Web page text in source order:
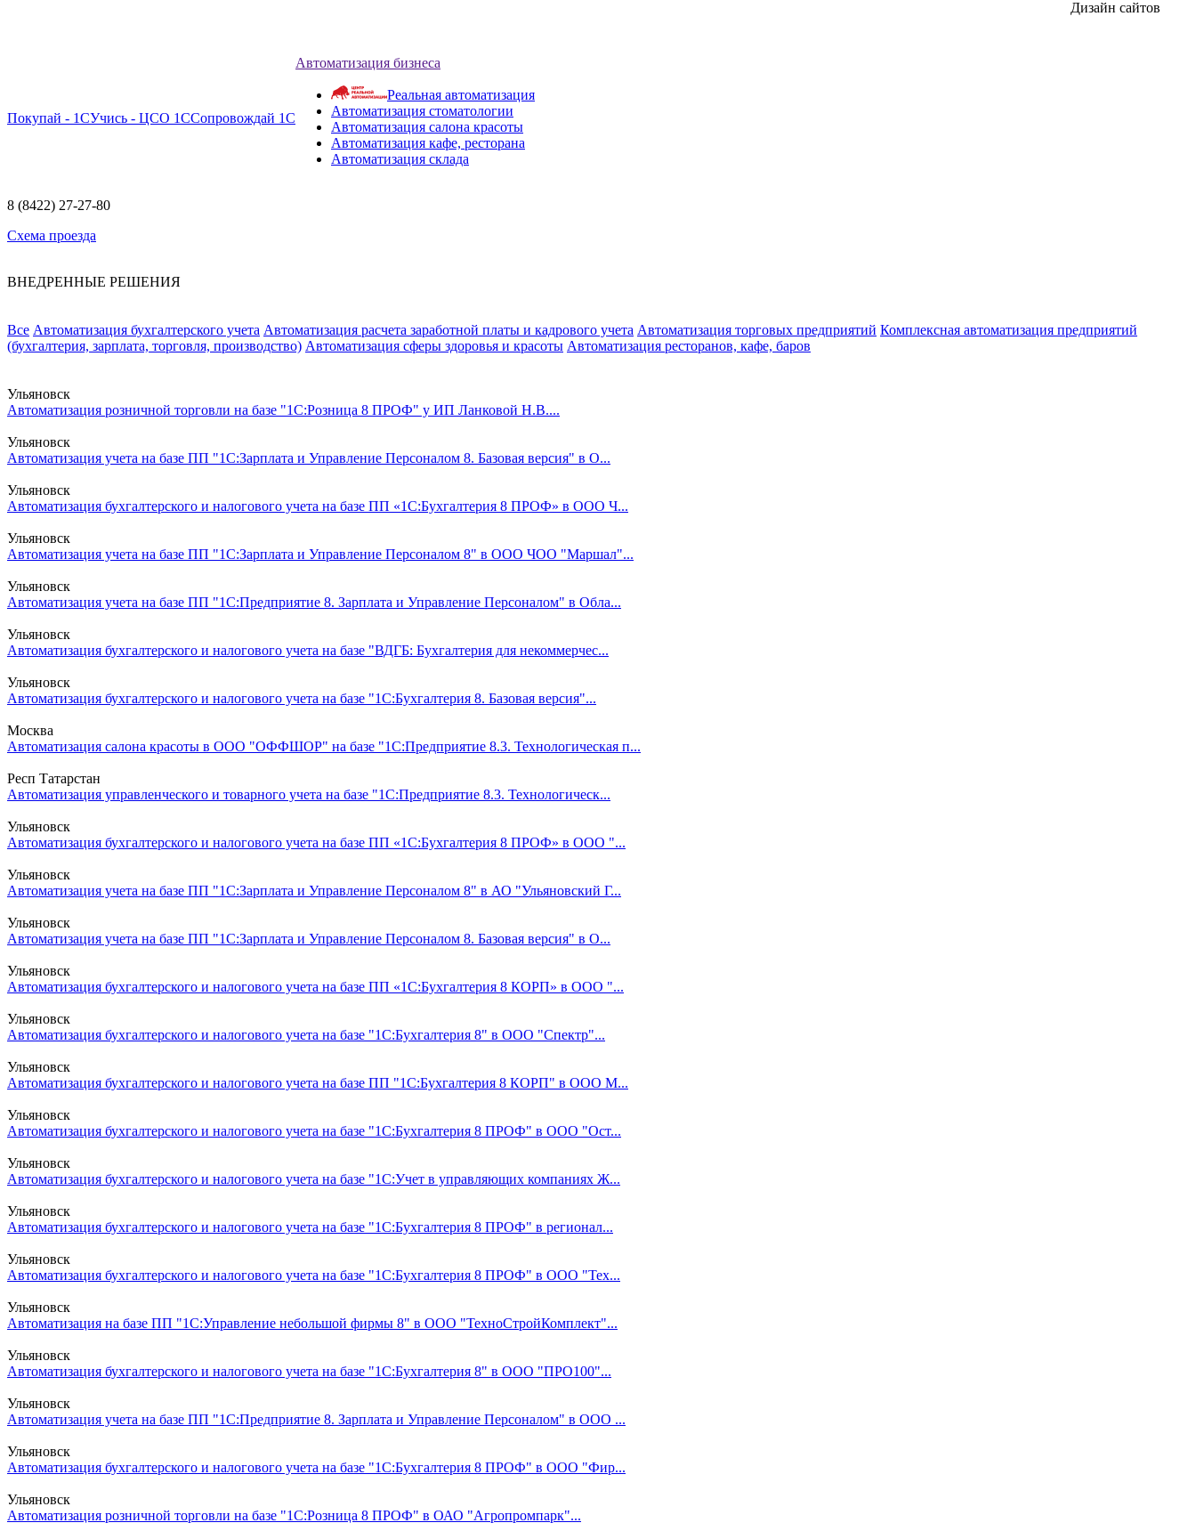
Покупай - 1СУчись - ЦСО 1ССопровождай 1С
Автоматизация бизнеса
Реальная автоматизация
Автоматизация стоматологии
Автоматизация салона красоты
Автоматизация кафе, ресторана
Автоматизация склада
8 (8422) 27-27-80
Схема проезда
ВНЕДРЕННЫЕ РЕШЕНИЯ
Все Автоматизация бухгалтерского учета Автоматизация расчета заработной платы и кадрового учета Автоматизация торговых предприятий Комплексная автоматизация предприятий
(бухгалтерия, зарплата, торговля, производство) Автоматизация сферы здоровья и красоты Автоматизация ресторанов, кафе, баров
Ульяновск
Автоматизация розничной торговли на базе "1С:Розница 8 ПРОФ" у ИП Ланковой Н.В....
Ульяновск
Автоматизация учета на базе ПП "1С:Зарплата и Управление Персоналом 8. Базовая версия" в О...
Ульяновск
Автоматизация бухгалтерского и налогового учета на базе ПП «1С:Бухгалтерия 8 ПРОФ» в ООО Ч...
Ульяновск
Автоматизация учета на базе ПП "1С:Зарплата и Управление Персоналом 8" в ООО ЧОО "Маршал"...
Ульяновск
Автоматизация учета на базе ПП "1С:Предприятие 8. Зарплата и Управление Персоналом" в Обла...
Ульяновск
Автоматизация бухгалтерского и налогового учета на базе "ВДГБ: Бухгалтерия для некоммерчес...
Ульяновск
Автоматизация бухгалтерского и налогового учета на базе "1С:Бухгалтерия 8. Базовая версия"...
Москва
Автоматизация салона красоты в ООО "ОФФШОР" на базе "1С:Предприятие 8.3. Технологическая п...
Респ Татарстан
Автоматизация управленческого и товарного учета на базе "1С:Предприятие 8.3. Технологическ...
Ульяновск
Автоматизация бухгалтерского и налогового учета на базе ПП «1С:Бухгалтерия 8 ПРОФ» в ООО "...
Ульяновск
Автоматизация учета на базе ПП "1С:Зарплата и Управление Персоналом 8" в АО "Ульяновский Г...
Ульяновск
Автоматизация учета на базе ПП "1С:Зарплата и Управление Персоналом 8. Базовая версия" в О...
Ульяновск
Автоматизация бухгалтерского и налогового учета на базе ПП «1С:Бухгалтерия 8 КОРП» в ООО "...
Ульяновск
Автоматизация бухгалтерского и налогового учета на базе "1С:Бухгалтерия 8" в ООО "Спектр"...
Ульяновск
Автоматизация бухгалтерского и налогового учета на базе ПП "1С:Бухгалтерия 8 КОРП" в ООО М...
Ульяновск
Автоматизация бухгалтерского и налогового учета на базе "1С:Бухгалтерия 8 ПРОФ" в ООО "Ост...
Ульяновск
Автоматизация бухгалтерского и налогового учета на базе "1С:Учет в управляющих компаниях Ж...
Ульяновск
Автоматизация бухгалтерского и налогового учета на базе "1С:Бухгалтерия 8 ПРОФ" в регионал...
Ульяновск
Автоматизация бухгалтерского и налогового учета на базе "1С:Бухгалтерия 8 ПРОФ" в ООО "Тех...
Ульяновск
Автоматизация на базе ПП "1С:Управление небольшой фирмы 8" в ООО "ТехноСтройКомплект"...
Ульяновск
Автоматизация бухгалтерского и налогового учета на базе "1С:Бухгалтерия 8" в ООО "ПРО100"...
Ульяновск
Автоматизация учета на базе ПП "1С:Предприятие 8. Зарплата и Управление Персоналом" в ООО ...
Ульяновск
Автоматизация бухгалтерского и налогового учета на базе "1С:Бухгалтерия 8 ПРОФ" в ООО "Фир...
Ульяновск
Автоматизация розничной торговли на базе "1С:Розница 8 ПРОФ" в ОАО "Агропромпарк"...
Дизайн сайтов